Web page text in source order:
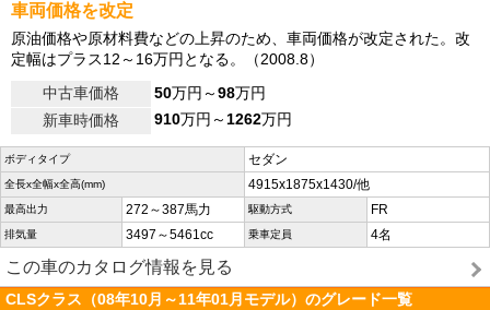
車両価格を改定
原油価格や原材料費などの上昇のため、車両価格が改定された。改
定幅はプラス12～16万円となる。（2008.8）
中古車価格
50万円～98万円
新車時価格
910万円～1262万円
ボディタイプ セダン
全長x全幅x全高(mm) 4915x1875x1430/他
最高出力 272～387馬力 駆動方式 FR
排気量 3497～5461cc 乗車定員 4名
この車のカタログ情報を見る
CLSクラス（08年10月～11年01月モデル）のグレード一覧